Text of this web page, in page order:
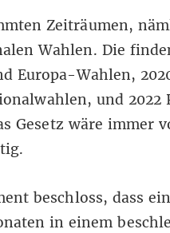
Zeiträumen,
Wahlen. Die
Europa-Wahlen,
und 2022
Gesetz wäre immer
beschloss, dass
in einem